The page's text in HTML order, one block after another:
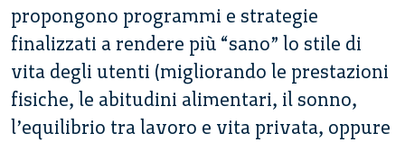
propongono programmi e strategie
finalizzati a rendere più “sano” lo stile di
vita degli utenti (migliorando le prestazioni
fisiche, le abitudini alimentari, il sonno,
l’equilibrio tra lavoro e vita privata, oppure